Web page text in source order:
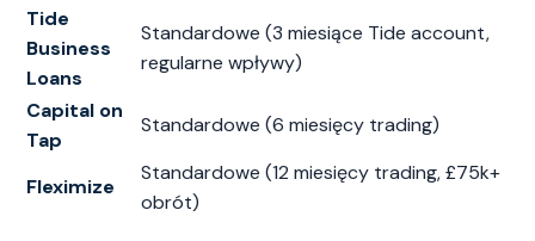
Tide
Business
Loans
Standardowe (3 miesiące Tide account,
regularne wpływy)
Capital on
Tap
Standardowe (6 miesięcy trading)
Fleximize
Standardowe (12 miesięcy trading, £75k+
obrót)